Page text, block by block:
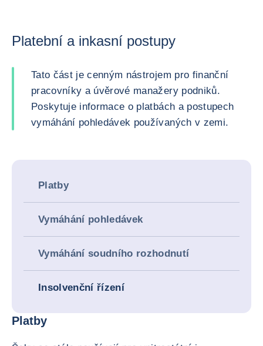
Platební a inkasní postupy
Tato část je cenným nástrojem pro finanční
pracovníky a úvěrové manažery podniků.
Poskytuje informace o platbách a postupech
vymáhání pohledávek používaných v zemi.
Platby
Vymáhání pohledávek
Vymáhání soudního rozhodnutí
Insolvenční řízení
Platby